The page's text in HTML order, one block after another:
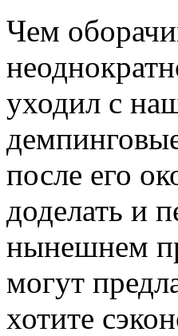
Чем
уходил с
после его
доделать и
нынешнем
могут
хотите